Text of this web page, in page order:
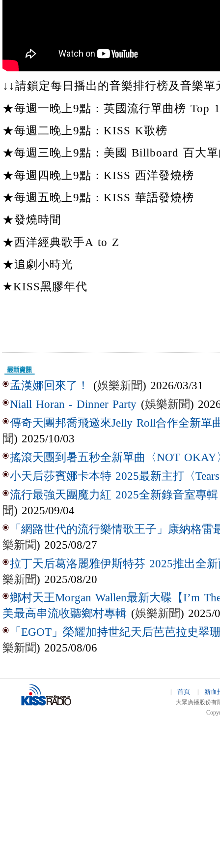
↓↓請鎖定每日播出的音樂排行榜及音樂單
★每週一晚上9點 : 英國流行單曲榜 Top
★每週二晚上9點 : KISS K歌榜
★每週三晚上9點 : 美國 Billboard 百大
★每週四晚上9點 : KISS 西洋發燒榜
★每週五晚上9點 : KISS 華語發燒榜
★發燒時間
★西洋經典歌手A to Z
★追劇小時光
★KISS黑膠年代
孟漢娜回來了！ (娛樂新聞) 2026/03/31
Niall Horan - Dinner Party (娛樂新聞)
傳奇天團邦喬飛邀來Jelly Roll合作全新單
聞) 2025/10/03
搖滾天團到暑五秒全新單曲〈NOT OKAY
小天后莎賓娜卡本特 2025最新主打〈
流行最強天團魔力紅 2025全新錄音室專
聞) 2025/09/04
「網路世代的流行樂情歌王子」康納格雷
樂新聞) 2025/08/27
拉丁天后葛洛麗雅伊斯特芬 2025推出全新
樂新聞) 2025/08/20
鄉村天王Morgan Wallen最新大碟【I’m
美最高串流收聽鄉村專輯 (娛樂新聞) 2025/
「EGOT」榮耀加持世紀天后芭芭拉史翠
樂新聞) 2025/08/06
| 首頁| 新血
大眾廣播股份有